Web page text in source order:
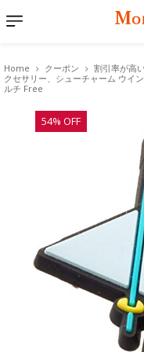
Home クーポン 割引率が高
クセサリー、シューチャーム ウイ
ルチ Free
54% OFF